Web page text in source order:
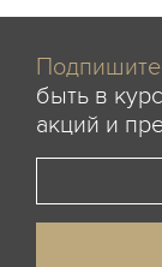
быть в
акций и